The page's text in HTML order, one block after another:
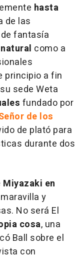
hasta
de las
fantasía
como a
principio a fin
sede Weta
fundado por
de los
de plató para
durante dos
Miyazaki en
y
No será El
cosa, una
Ball sobre el
con